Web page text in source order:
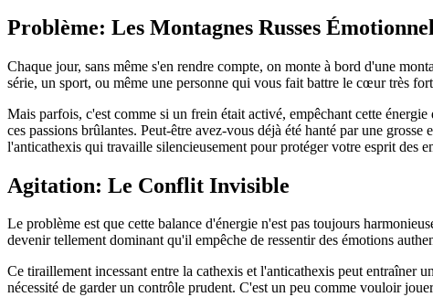
Problème: Les Montagnes Russes
Chaque jour, sans même s'en rendre compte, on monte à bord d'une
série, un sport, ou même une personne qui vous fait battre le cœur très
Mais parfois, c'est comme si un frein était activé, empêchant cette
ces passions brûlantes. Peut-être avez-vous déjà été hanté par une
l'anticathexis qui travaille silencieusement pour protéger votre esprit des
Agitation: Le Conflit Invisible
Le problème est que cette balance d'énergie n'est pas toujours
devenir tellement dominant qu'il empêche de ressentir des émotions
Ce tiraillement incessant entre la cathexis et l'anticathexis peut entraîner
nécessité de garder un contrôle prudent. C'est un peu comme vouloir